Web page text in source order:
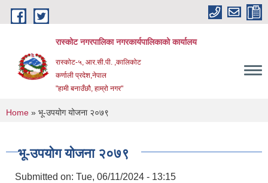
Skip to main content
रास्कोट नगरपालिका नगरकार्यपालिकाको कार्यालय
रास्कोट-५, आर.सी.पी. ,कालिकोट
कर्णाली प्रदेश,नेपाल
"हामी बनाउँछौ, हाम्रो नगर"
You are here
Home » भू-उपयोग योजना २०७९
भू-उपयोग योजना २०७९
Submitted on: Tue, 06/11/2024 - 13:15